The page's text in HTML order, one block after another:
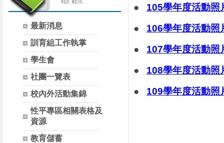
最新消息
訓育組工作執掌
學生會
社團一覽表
校內外活動集錦
性平專區相關表格及
資源
教育儲蓄
●
105學年度活動照
●
106學年度活動照
●
107學年度活動照
●
108學年度活動照
●
109學年度活動照